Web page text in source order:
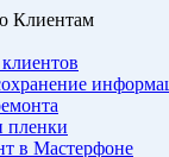
Клиентам
пленки
в Мастерфоне